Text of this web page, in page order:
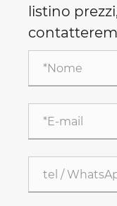
listino